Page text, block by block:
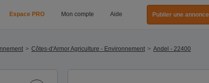
Espace PRO Mon compte Aide Publier une annonce
Côtes-d'Armor Agriculture - Environnement
Andel - 22400